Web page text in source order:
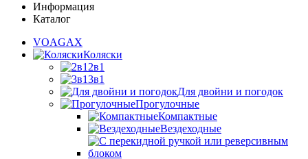
Информация
Каталог
VOAGAX
Коляски
2в1
3в1
Для двойни и погодок
Прогулочные
Компактные
Вездеходные